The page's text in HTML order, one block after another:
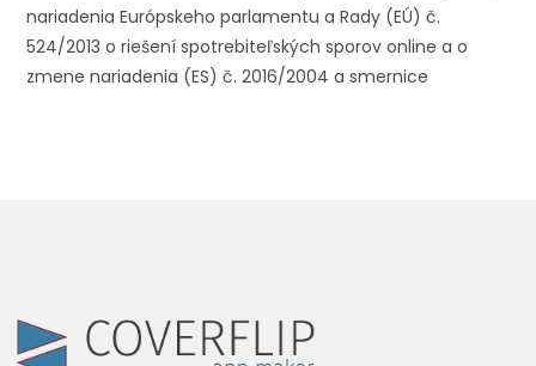
nariadenia Európskeho parlamentu a Rady (EÚ) č.
524/2013 o riešení spotrebiteľských sporov online a o
zmene nariadenia (ES) č. 2016/2004 a smernice